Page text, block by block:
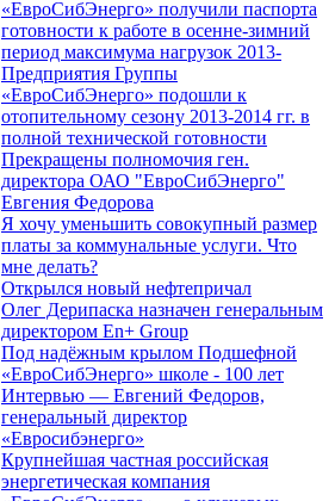
«ЕвроСибЭнерго» получили паспорта
готовности к работе в осенне-зимний
период максимума нагрузок 2013-
Предприятия Группы
«ЕвроСибЭнерго» подошли к
отопительному сезону 2013-2014 гг. в
полной технической готовности
Прекращены полномочия ген.
директора ОАО "ЕвроСибЭнерго"
Евгения Федорова
Я хочу уменьшить совокупный размер
платы за коммунальные услуги. Что
мне делать?
Открылся новый нефтепричал
Олег Дерипаска назначен генеральным
директором En+ Group
Под надёжным крылом Подшефной
«ЕвроСибЭнерго» школе - 100 лет
Интервью — Евгений Федоров,
генеральный директор
«Евросибэнерго»
Крупнейшая частная российская
энергетическая компания